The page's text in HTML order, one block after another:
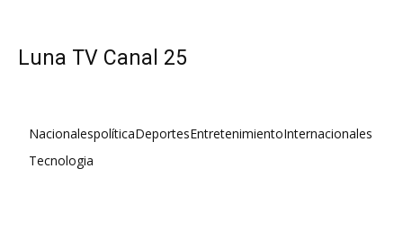
Luna TV Canal 25
NacionalespolíticaDeportesEntretenimientoInternacionales
Tecnologia